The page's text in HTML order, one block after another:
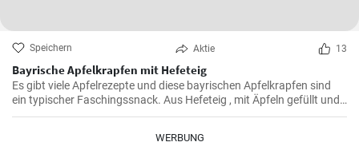
Speichern Aktie 13
Bayrische Apfelkrapfen mit Hefeteig
Es gibt viele Apfelrezepte und diese bayrischen Apfelkrapfen sind
ein typischer Faschingssnack. Aus Hefeteig , mit Äpfeln gefüllt und
saftig frittiert werden sie nachher in Zimtzucker gewälzt und frisch
WERBUNG